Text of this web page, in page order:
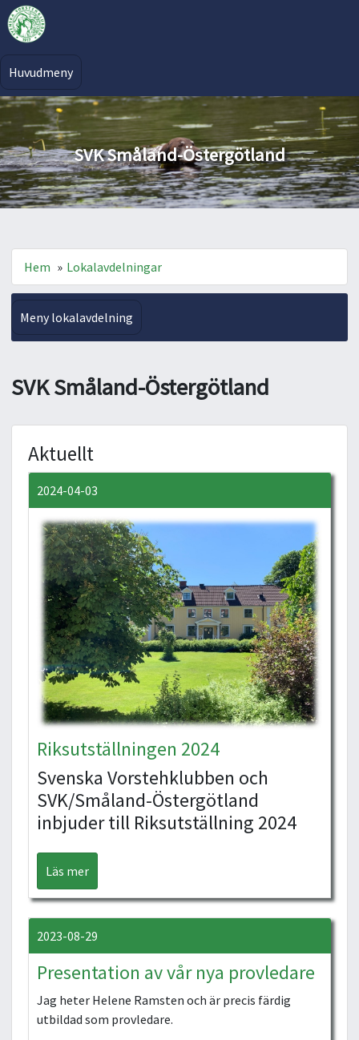
Huvudmeny
SVK Småland-Östergötland
Hem » Lokalavdelningar
Meny lokalavdelning
SVK Småland-Östergötland
Aktuellt
2024-04-03
Riksutställningen 2024
Svenska Vorstehklubben och
SVK/Småland-Östergötland
inbjuder till Riksutställning 2024
Läs mer
2023-08-29
Presentation av vår nya provledare
Jag heter Helene Ramsten och är precis färdig
utbildad som provledare.